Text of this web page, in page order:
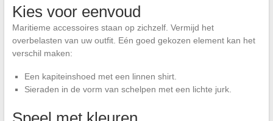
Kies voor eenvoud
Maritieme accessoires staan op zichzelf. Vermijd het
overbelasten van uw outfit. Eén goed gekozen element kan het
verschil maken:
Een kapiteinshoed met een linnen shirt.
Sieraden in de vorm van schelpen met een lichte jurk.